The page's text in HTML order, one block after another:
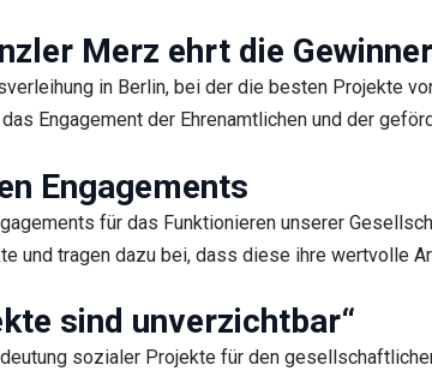
Merz ehrt die Gewinner
in Berlin, bei der die besten Projekte
Engagement der Ehrenamtlichen und der
Engagements
für das Funktionieren unserer
und tragen dazu bei, dass diese ihre wertvolle
sind unverzichtbar“
sozialer Projekte für den